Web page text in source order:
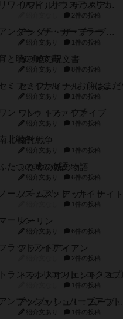
リワイルド：サウスアメリカ
2件の投稿
アンダー・ザ・テーブラー
紹介文あり 1件の投稿
宵と暁の呪文書
紹介文あり 8件の投稿
セミファイナル ～お前はまだ生きている～
紹介文あり 1件の投稿
ワン・トゥ・ファイブ
紹介文あり 1件の投稿
南北戦争
紹介文あり 1件の投稿
ふたつの城の物語
紹介文あり 6件の投稿
ノームズ・アット・ナイト
1件の投稿
マーリン
紹介文あり 6件の投稿
フラットアイアン
2件の投稿
トランスオリエント・エクスプレス
1件の投稿
アンブッシュ！：ムーブアウト！
紹介文あり 1件の投稿